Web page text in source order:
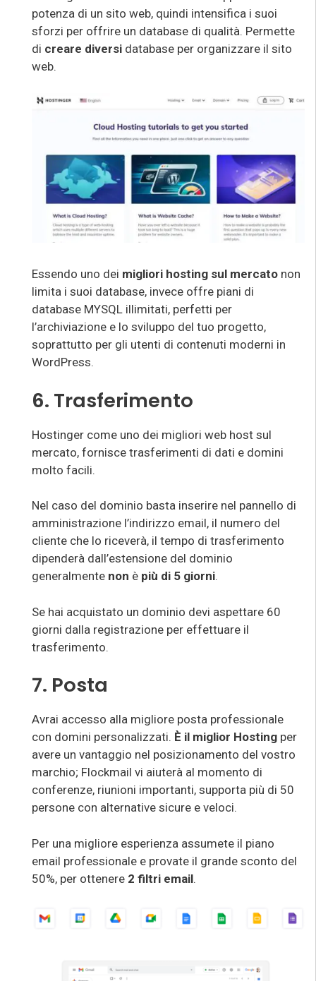
potenza di un sito web, quindi intensifica i suoi
sforzi per offrire un database di qualità. Permette
di creare diversi database per organizzare il sito
web.
Essendo uno dei migliori hosting sul mercato non
limita i suoi database, invece offre piani di
database MYSQL illimitati, perfetti per
l’archiviazione e lo sviluppo del tuo progetto,
soprattutto per gli utenti di contenuti moderni in
WordPress.
6. Trasferimento
Hostinger come uno dei migliori web host sul
mercato, fornisce trasferimenti di dati e domini
molto facili.
Nel caso del dominio basta inserire nel pannello di
amministrazione l’indirizzo email, il numero del
cliente che lo riceverà, il tempo di trasferimento
dipenderà dall’estensione del dominio
generalmente non è più di 5 giorni.
Se hai acquistato un dominio devi aspettare 60
giorni dalla registrazione per effettuare il
trasferimento.
7. Posta
Avrai accesso alla migliore posta professionale
con domini personalizzati. È il miglior Hosting per
avere un vantaggio nel posizionamento del vostro
marchio; Flockmail vi aiuterà al momento di
conferenze, riunioni importanti, supporta più di 50
persone con alternative sicure e veloci.
Per una migliore esperienza assumete il piano
email professionale e provate il grande sconto del
50%, per ottenere 2 filtri email.